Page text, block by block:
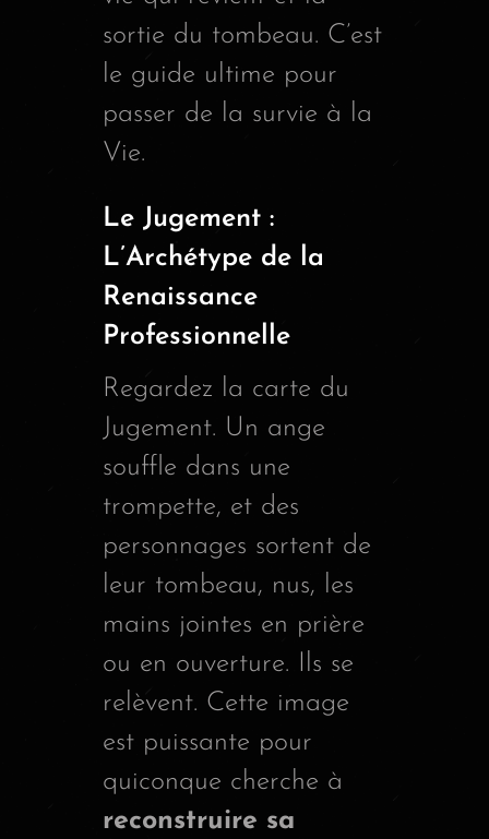
sortie du tombeau. C’est
le guide ultime pour
passer de la survie à la
Vie.
Le Jugement :
L’Archétype de la
Renaissance
Professionnelle
Regardez la carte du
Jugement. Un ange
souffle dans une
trompette, et des
personnages sortent de
leur tombeau, nus, les
mains jointes en prière
ou en ouverture. Ils se
relèvent. Cette image
est puissante pour
quiconque cherche à
reconstruire sa